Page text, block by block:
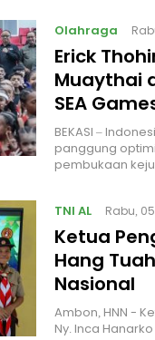
Olahraga
Erick
Muaythai
SEA
BEKASI –
panggung
pembukaan
TNI AL Rabu,
Ketua
Hang
Nasional
Ambon, HNN -
Ny. Inca